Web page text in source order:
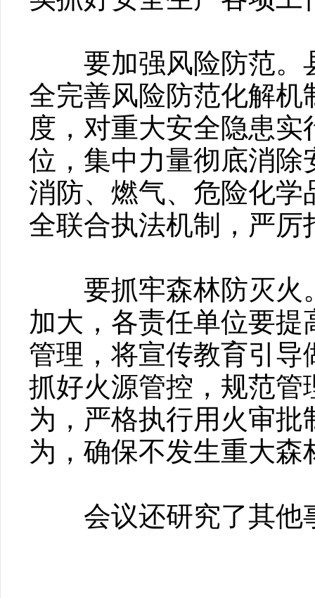
要加强风险防范。
全完善风险防范化解
度，对重大安全隐患
位，集中力量彻底消
消防、燃气、危险化
全联合执法机制，严
要抓牢森林防灭火
加大，各责任单位要提
管理，将宣传教育引
抓好火源管控，规范
为，严格执行用火审
为，确保不发生重大森
会议还研究了其他